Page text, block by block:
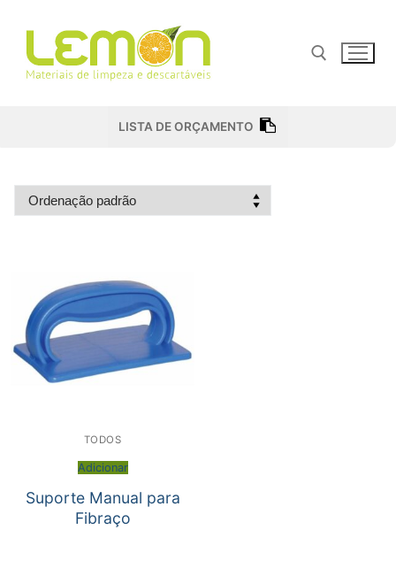
para
conteúdo
Pesquisar por:
LISTA DE ORÇAMENTO
TODOS
Adicionar
Suporte Manual para
Fibraço